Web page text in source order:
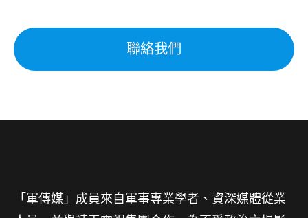
聯絡我們
「軍傳媒」成員來自軍事專業學者、資深媒體從業